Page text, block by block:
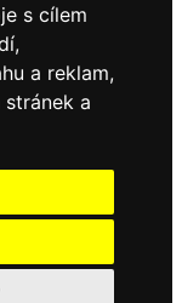
s cílem
a reklam,
a